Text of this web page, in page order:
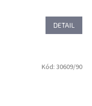
DETAIL
Kód: 30609/90